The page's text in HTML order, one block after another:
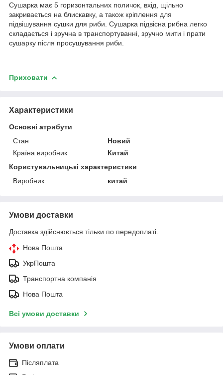
Сушарка має 5 горизонтальних поличок, вхід, щільно
закривається на блискавку, а також кріплення для
підвішування сушки для риби. Сушарка підвісна рибна легко
складається і зручна в транспортуванні, зручно мити і прати
сушарку після просушування риби.
Приховати
Характеристики
Основні атрибути
Стан
Новий
Країна виробник
Китай
Користувальницькі характеристики
Виробник
китай
Умови доставки
Доставка здійснюється тільки по передоплаті.
Нова Пошта
УкрПошта
Транспортна компанія
Нова Пошта
Всі умови доставки
Умови оплати
Післяплата